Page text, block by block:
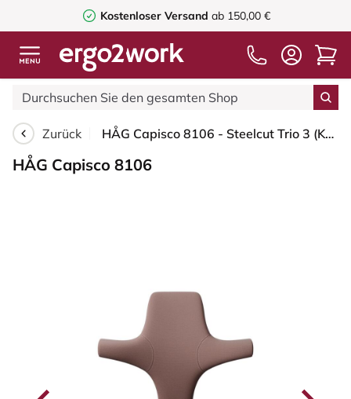
Kostenloser Versand ab 150,00 €
Zurück HÅG Capisco 8106 - Steelcut Trio 3 (Kvadrat) - Wolle / Polyamid - STT645 - Dusty red - Weiß - 150mm (Sitzhöhe 40-55cm) - Weiche Rollen für harte Böden
HÅG Capisco 8106